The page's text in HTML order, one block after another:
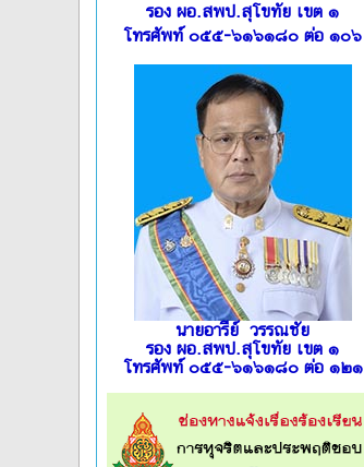
รอง ผอ.สพป.สุโขทัย เขต ๑
โทรศัพท์ ๐๕๕-๖๑๖๑๘๐ ต่อ ๑๐๖
นายอารีย์ วรรณชัย
รอง ผอ.สพป.สุโขทัย เขต ๑
โทรศัพท์ ๐๕๕-๖๑๖๑๘๐ ต่อ ๑๒๑